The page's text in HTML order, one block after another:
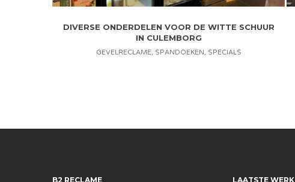
DIVERSE ONDERDELEN VOOR DE WITTE SCHUUR
IN CULEMBORG
GEVELRECLAME, SPANDOEKEN, SPECIALS
B2 RECLAME LAATSTE WERK